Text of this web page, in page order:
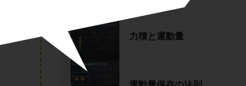
力積と運動量